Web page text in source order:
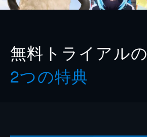
無料トライアルの
2つの特典